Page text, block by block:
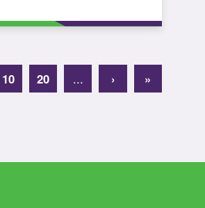
10 20 ... › »